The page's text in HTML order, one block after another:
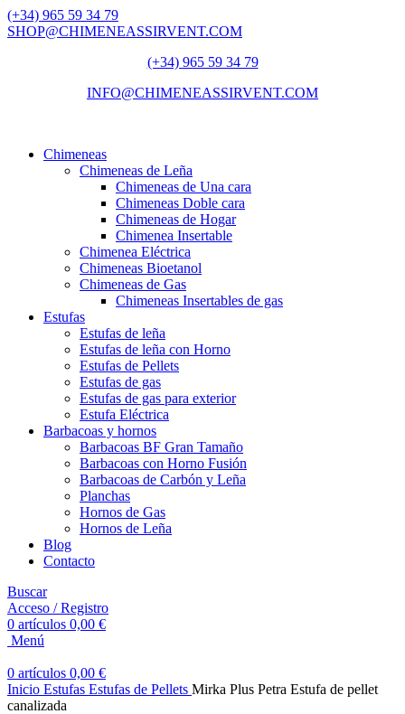
(+34) 965 59 34 79
SHOP@CHIMENEASSIRVENT.COM
(+34) 965 59 34 79
INFO@CHIMENEASSIRVENT.COM
Chimeneas
Chimeneas de Leña
Chimeneas de Una cara
Chimeneas Doble cara
Chimeneas de Hogar
Chimenea Insertable
Chimenea Eléctrica
Chimeneas Bioetanol
Chimeneas de Gas
Chimeneas Insertables de gas
Estufas
Estufas de leña
Estufas de leña con Horno
Estufas de Pellets
Estufas de gas
Estufas de gas para exterior
Estufa Eléctrica
Barbacoas y hornos
Barbacoas BF Gran Tamaño
Barbacoas con Horno Fusión
Barbacoas de Carbón y Leña
Planchas
Hornos de Gas
Hornos de Leña
Blog
Contacto
Buscar
Acceso / Registro
0 artículos 0,00 €
Menú
0 artículos 0,00 €
Inicio Estufas Estufas de Pellets Mirka Plus Petra Estufa de pellet
canalizada